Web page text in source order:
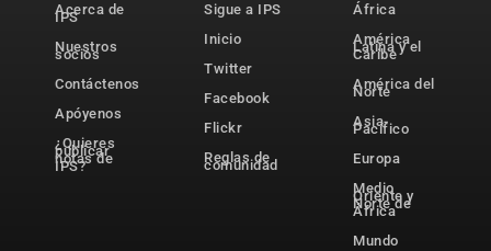
Acerca de
IPS
Nuestros
socios
Contáctenos
Apóyenos
¿Quieres
publicar
notas de
IPS?
Sigue a IPS
Inicio
Twitter
Facebook
Flickr
Reglas de
comunidad
África
América
Latina y el
Caribe
América del
Norte
Asia-
Pacífico
Europa
Medio
Oriente y
Norte de
África
Mundo